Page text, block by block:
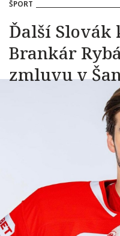
ŠPORT